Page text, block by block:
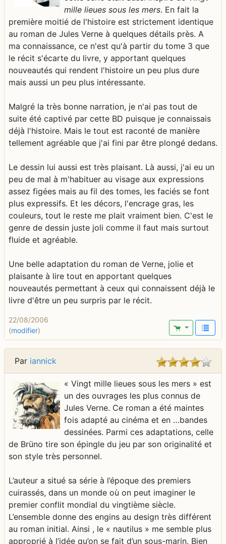
mille lieues sous les mers. En fait la
première moitié de l'histoire est strictement identique
au roman de Jules Verne à quelques détails près. A
ma connaissance, ce n'est qu'à partir du tome 3 que
le récit s'écarte du livre, y apportant quelques
nouveautés qui rendent l'histoire un peu plus dure
mais aussi un peu plus intéressante.
Malgré la très bonne narration, je n'ai pas tout de
suite été captivé par cette BD puisque je connaissais
déjà l'histoire. Mais le tout est raconté de manière
tellement agréable que j'ai fini par être plongé dedans.
Le dessin lui aussi est très plaisant. Là aussi, j'ai eu un
peu de mal à m'habituer au visage aux expressions
assez figées mais au fil des tomes, les faciés se font
plus expressifs. Et les décors, l'encrage gras, les
couleurs, tout le reste me plait vraiment bien. C'est le
genre de dessin juste joli comme il faut mais surtout
fluide et agréable.
Une belle adaptation du roman de Verne, jolie et
plaisante à lire tout en apportant quelques
nouveautés permettant à ceux qui connaissent déjà le
livre d'être un peu surpris par le récit.
22/08/2006
(modifier)
Par iannick
« Vingt mille lieues sous les mers » est
un des ouvrages les plus connus de
Jules Verne. Ce roman a été maintes
fois adapté au cinéma et en …bandes
dessinées. Parmi ces adaptations, celle
de Brüno tire son épingle du jeu par son originalité et
son style très personnel.
L’auteur a situé sa série à l’époque des premiers
cuirassés, dans un monde où on peut imaginer le
premier conflit mondial du vingtième siècle.
L’ensemble donne des engins au design très différent
au roman initial. Ainsi , le « nautilus » me semble plus
approprié à l’idée qu’on se fait d’un sous-marin. Bien